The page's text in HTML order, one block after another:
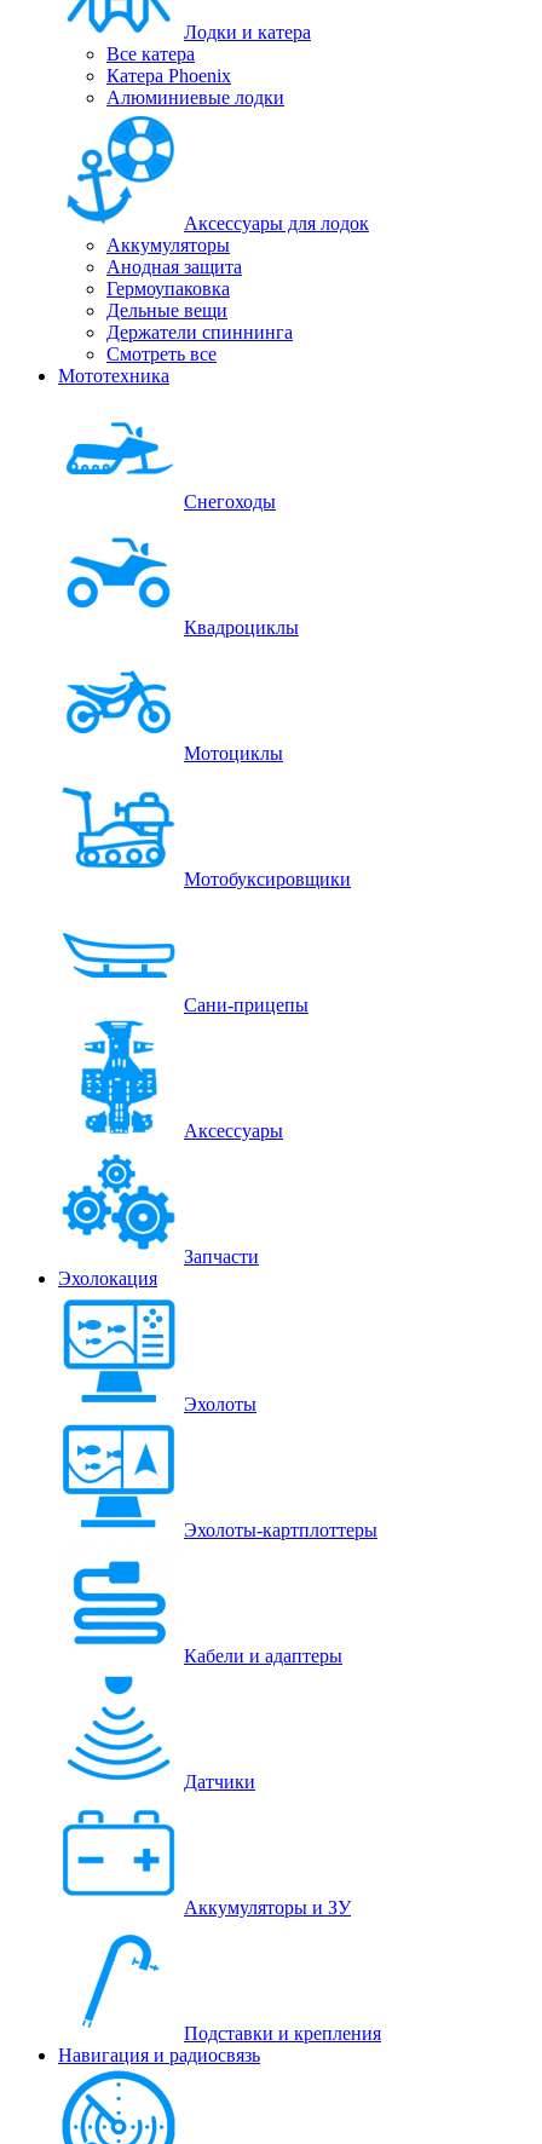
Лодки и катера
Все катера
Катера Phoenix
Алюминиевые лодки
Аксессуары для лодок
Аккумуляторы
Анодная защита
Гермоупаковка
Дельные вещи
Держатели спиннинга
Смотреть все
Мототехника
Снегоходы
Квадроциклы
Мотоциклы
Мотобуксировщики
Сани-прицепы
Аксессуары
Запчасти
Эхолокация
Эхолоты
Эхолоты-картплоттеры
Кабели и адаптеры
Датчики
Аккумуляторы и ЗУ
Подставки и крепления
Навигация и радиосвязь